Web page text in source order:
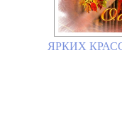
ЯРКИХ